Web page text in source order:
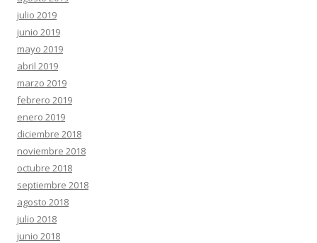
julio 2019
junio 2019
mayo 2019
abril 2019
marzo 2019
febrero 2019
enero 2019
diciembre 2018
noviembre 2018
octubre 2018
septiembre 2018
agosto 2018
julio 2018
junio 2018